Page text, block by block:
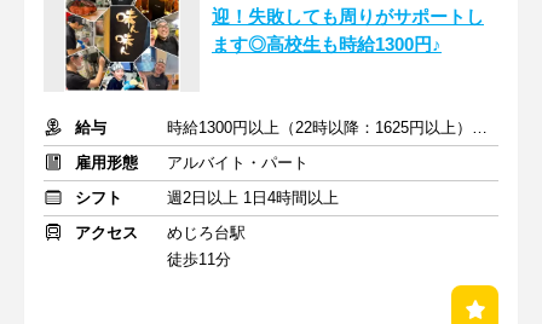
迎！失敗しても周りがサポートし
ます◎高校生も時給1300円♪
給与
時給1300円以上（22時以降：1625円以上）＋交通費支給
雇用形態
アルバイト・パート
シフト
週2日以上 1日4時間以上
アクセス
めじろ台駅
徒歩11分